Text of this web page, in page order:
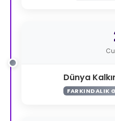
Dünya
FARKINDALIK